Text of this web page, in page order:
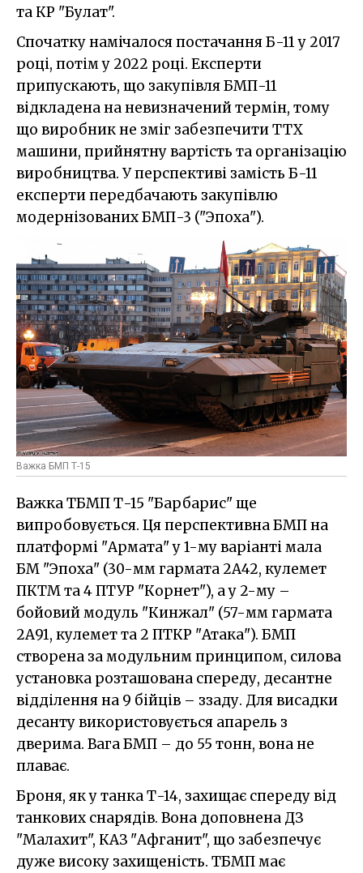
та КР "Булат".
Спочатку намічалося постачання Б-11 у 2017
році, потім у 2022 році. Експерти
припускають, що закупівля БМП-11
відкладена на невизначений термін, тому
що виробник не зміг забезпечити ТТХ
машини, прийнятну вартість та організацію
виробництва. У перспективі замість Б-11
експерти передбачають закупівлю
модернізованих БМП-3 ("Эпоха").
Важка БМП Т-15
Важка ТБМП Т-15 "Барбарис" ще
випробовується. Ця перспективна БМП на
платформі "Армата" у 1-му варіанті мала
БМ "Эпоха" (30-мм гармата 2А42, кулемет
ПКТМ та 4 ПТУР "Корнет"), а у 2-му –
бойовий модуль "Кинжал" (57-мм гармата
2А91, кулемет та 2 ПТКР "Атака"). БМП
створена за модульним принципом, силова
установка розташована спереду, десантне
відділення на 9 бійців – ззаду. Для висадки
десанту використовується апарель з
дверима. Вага БМП – до 55 тонн, вона не
плаває.
Броня, як у танка Т-14, захищає спереду від
танкових снарядів. Вона доповнена ДЗ
"Малахит", КАЗ "Афганит", що забезпечує
дуже високу захищеність. ТБМП має